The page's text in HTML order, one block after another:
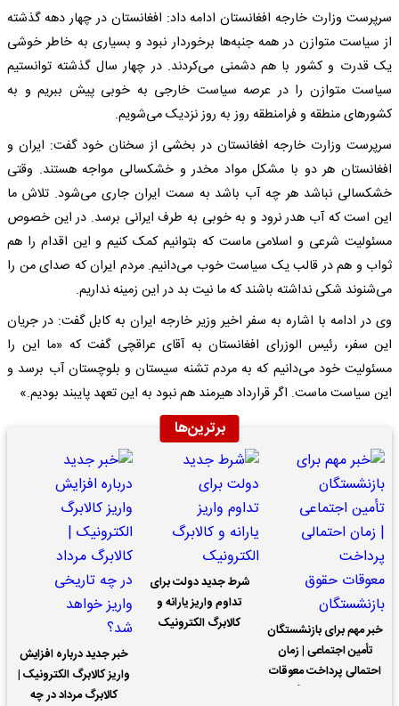
سرپرست وزارت خارجه افغانستان ادامه داد: افغانستان در چهار دهه گذشته
از سیاست متوازن در همه جنبه‌ها برخوردار نبود و بسیاری به خاطر خوشی
یک قدرت و کشور با هم دشمنی می‌کردند. در چهار سال گذشته توانستیم
سیاست متوازن را در عرصه سیاست خارجی به خوبی پیش ببریم و به
کشورهای منطقه و فرامنطقه روز به روز نزدیک می‌شویم.
سرپرست وزارت خارجه افغانستان در بخشی از سخنان خود گفت: ایران و
افغانستان هر دو با مشکل مواد مخدر و خشکسالی مواجه هستند. وقتی
خشکسالی نباشد هر چه آب باشد به سمت ایران جاری می‌شود. تلاش ما
این است که آب هدر نرود و به خوبی به طرف ایرانی برسد. در این خصوص
مسئولیت شرعی و اسلامی ماست که بتوانیم کمک کنیم و این اقدام را هم
ثواب و هم در قالب یک سیاست خوب می‌دانیم. مردم ایران که صدای من را
می‌شنوند شکی نداشته باشند که ما نیت بد در این زمینه نداریم.
وی در ادامه با اشاره به سفر اخیر وزیر خارجه ایران به کابل گفت: در جریان
این سفر، رئیس الوزرای افغانستان به آقای عراقچی گفت که «ما این را
مسئولیت خود می‌دانیم که به مردم تشنه سیستان و بلوچستان آب برسد و
این سیاست ماست. اگر قرارداد هیرمند هم نبود به این تعهد پایبند بودیم.»
برترین‌ها
خبر مهم برای بازنشستگان
تأمین اجتماعی | زمان
احتمالی پرداخت معوقات
شرط جدید دولت برای
تداوم واریز یارانه و
کالابرگ الکترونیک
خبر جدید درباره افزایش
واریز کالابرگ الکترونیک |
کالابرگ مرداد در چه